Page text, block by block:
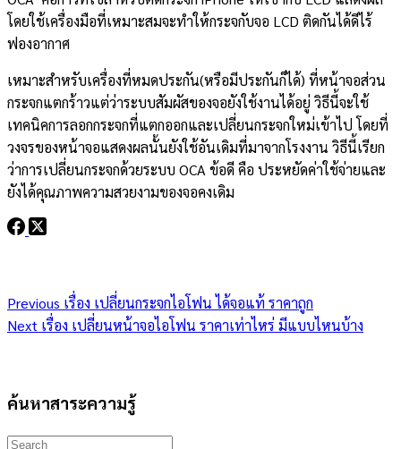
โดยใช้เครื่องมือที่เหมาะสมจะทำให้กระจกับจอ LCD ติดกันได้ดีไร้
ฟองอากาศ
เหมาะสำหรับเครื่องที่หมดประกัน(หรือมีประกันก็ได้) ที่หน้าจอส่วน
กระจกแตกร้าวแต่ว่าระบบสัมผัสของจอยังใช้งานได้อยู่ วิธีนี้จะใช้
เทคนิคการลอกกระจกที่แตกออกและเปลี่ยนกระจกใหม่เข้าไป โดยที่
วงจรของหน้าจอแสดงผลนั้นยังใช้อันเดิมที่มาจากโรงงาน วิธีนี้เรียก
ว่าการเปลี่ยนกระจกด้วยระบบ OCA ข้อดี คือ ประหยัดค่าใช้จ่ายและ
ยังได้คุณภาพความสวยงามของจอคงเดิม
Previous เรื่อง เปลี่ยนกระจกไอโฟน ได้จอแท้ ราคาถูก
Next เรื่อง เปลี่ยนหน้าจอไอโฟน ราคาเท่าไหร่ มีแบบไหนบ้าง
ค้นหาสาระความรู้